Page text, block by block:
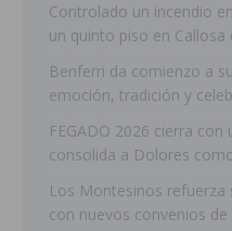
Controlado un incendio
un quinto piso en Callosa
Benferri da comienzo a
emoción, tradición y
FEGADO 2026 cierra
consolida a Dolores
Los Montesinos refuerza
con nuevos convenios